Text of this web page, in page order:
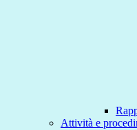
Attività e